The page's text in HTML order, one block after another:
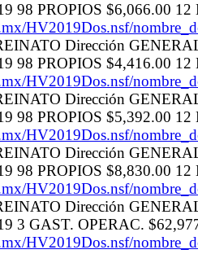
98 PROPIOS $6,066.00
HV2019Dos.nsf/
Dirección
98 PROPIOS $4,416.00
HV2019Dos.nsf/
Dirección
98 PROPIOS $5,392.00
HV2019Dos.nsf/
Dirección
98 PROPIOS $8,830.00
HV2019Dos.nsf/
Dirección
3 GAST. OPERAC.
HV2019Dos.nsf/